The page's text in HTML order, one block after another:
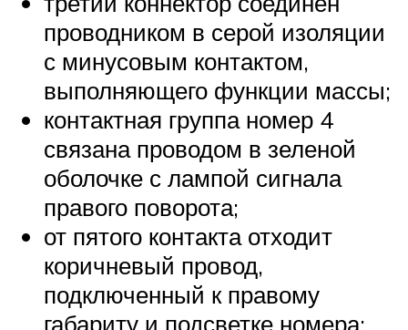
проводником в серой изоляции
с минусовым контактом,
выполняющего функции массы;
контактная группа номер 4
связана проводом в зеленой
оболочке с лампой сигнала
правого поворота;
от пятого контакта отходит
коричневый провод,
подключенный к правому
габариту и подсветке номера;